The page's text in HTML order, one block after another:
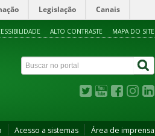
Legislação Canais
ALTO CONTRASTE MAPA DO SITE
Acesso a sistemas Área de imprensa